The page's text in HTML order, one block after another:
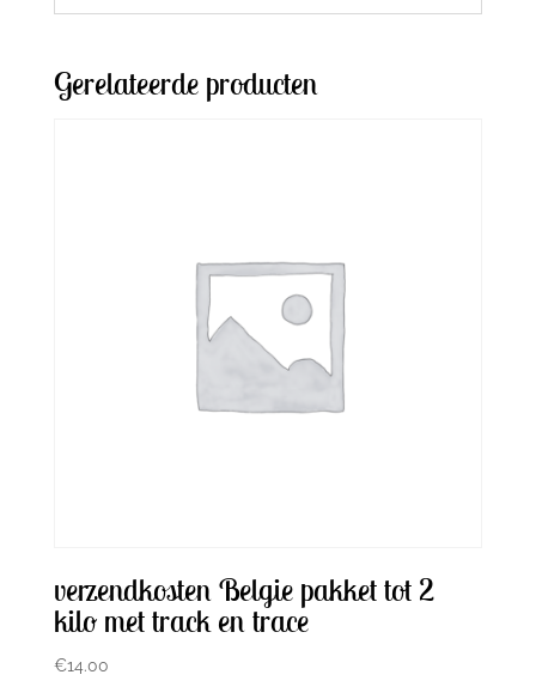
Gerelateerde producten
verzendkosten Belgie pakket tot 2
kilo met track en trace
€14.00